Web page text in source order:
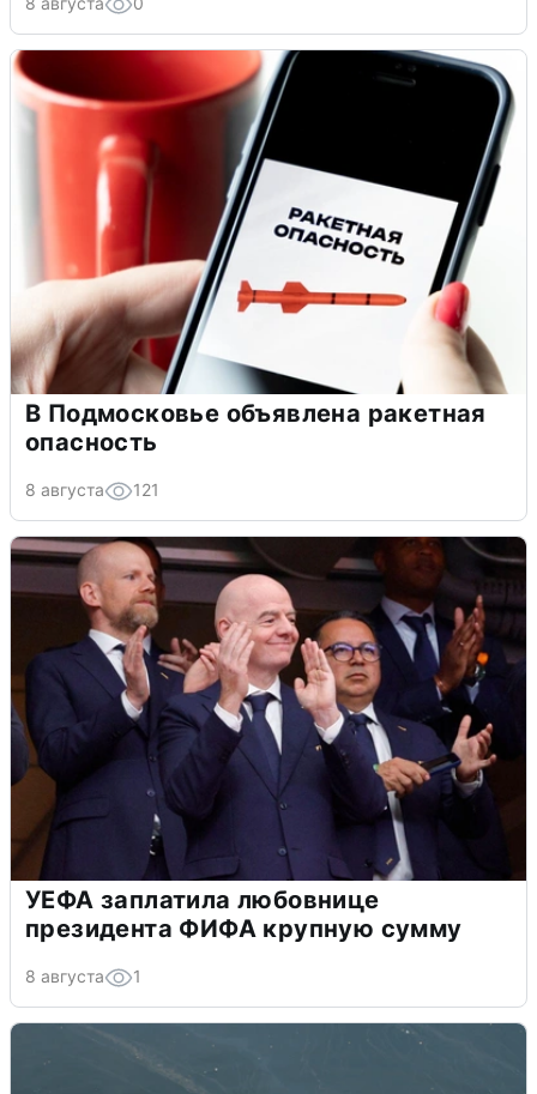
В Подмосковье объявлена ракетная
опасность
8 августа 121
УЕФА заплатила любовнице
президента ФИФА крупную сумму
8 августа 1